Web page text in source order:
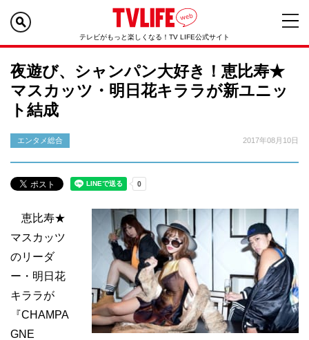
テレビがもっと楽しくなる！TV LIFE公式サイト
夜遊び、シャンパン大好き！恵比寿★
マスカッツ・明日花キララが新ユニッ
ト結成
エンタメ総合 2017年08月10日
恵比寿★
マスカッツ
のリーダ
ー・明日花
キララが
『CHAMPA
GNE